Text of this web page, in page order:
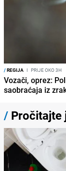
/REGIJA I PRIJE OKO 3H
Vozači, oprez:
saobraćaja iz
/ Pročitajte